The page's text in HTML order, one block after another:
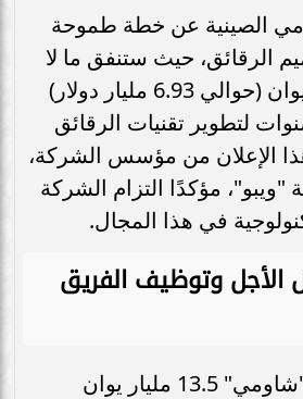
الصينية عن خطة طموحة
الرقائق، حيث ستنفق ما لا
يقل عن 50 مليار يوان (حوالي 6.93 مليار دولار)
لتطوير تقنيات الرقائق
الإعلان من مؤسس الشركة،
مؤكدًا التزام الشركة
في هذا المجال.
الأجل وتوظيف الفريق
حتى الآن، أنفقت "شاومي" 13.5 مليار يوان